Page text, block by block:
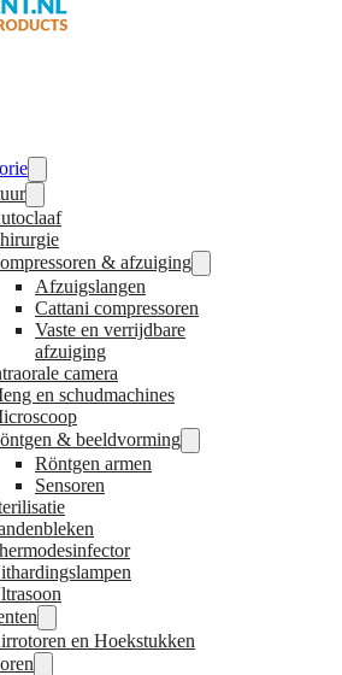
& afzuiging
Afzuigslangen
Cattani compressoren
Vaste en verrijdbare
afzuiging
camera
en schudmachines
& beeldvorming
Röntgen armen
Sensoren
en Hoekstukken